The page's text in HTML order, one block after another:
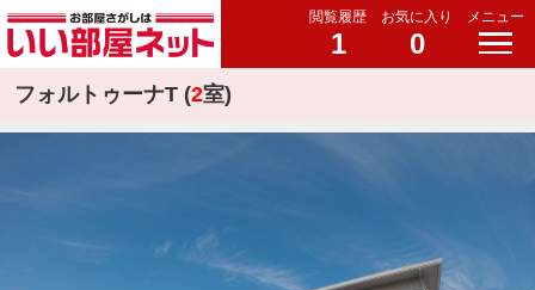
閲覧履歴
1
お気に入り
0
メニュー
フォルトゥーナT (2室)